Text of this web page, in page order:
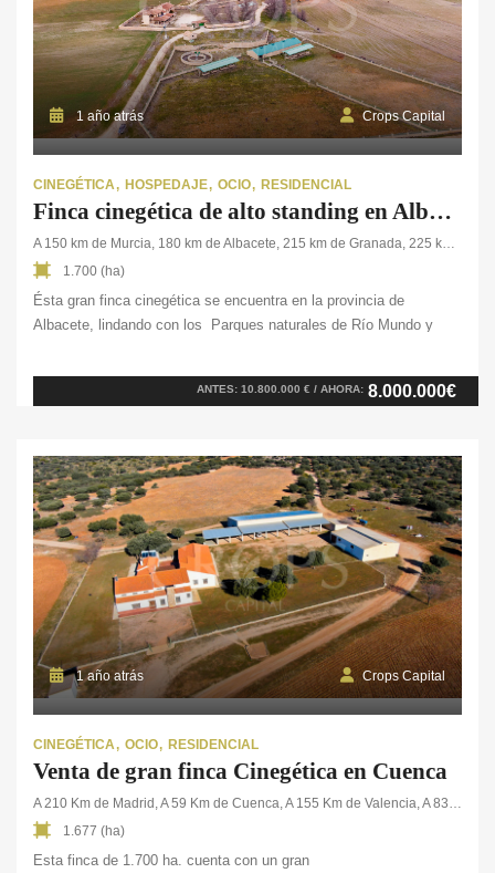
1 año atrás Crops Capital
CINEGÉTICA HOSPEDAJE OCIO RESIDENCIAL
Finca cinegética de alto standing en Albacete
A 150 km de Murcia, 180 km de Albacete, 215 km de Granada, 225 km de Alicante, 445 km de Madríd
1.700 (ha)
Ésta gran finca cinegética se encuentra en la provincia de
Albacete, lindando con los Parques naturales de Río Mundo y
forman un coto de caza privado, de las cuales 200 ha. son
cultivables. El coto de caza tanto mayor como menor está […]
ANTES: 10.800.000 € / AHORA: 8.000.000€
1 año atrás Crops Capital
CINEGÉTICA OCIO RESIDENCIAL
Venta de gran finca Cinegética en Cuenca
1.677 (ha)
Esta finca de 1.700 ha. cuenta con un gran